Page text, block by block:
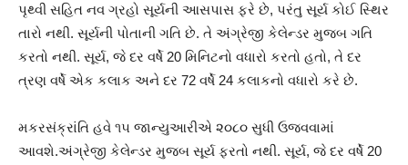
પૃથ્વી સહિત નવ ગ્રહો સૂર્યની આસપાસ ફરે છે, પરંતુ સૂર્ય કોઈ સ્થિર
તારો નથી. સૂર્યની પોતાની ગતિ છે. તે અંગ્રેજી કેલેન્ડર મુજબ ગતિ
કરતો નથી. સૂર્ય, જે દર વર્ષે 20 મિનિટનો વધારો કરતો હતો, તે દર
ત્રણ વર્ષે એક કલાક અને દર 72 વર્ષે 24 કલાકનો વધારો કરે છે.
મકરસંક્રાંતિ હવે ૧૫ જાન્યુઆરીએ ૨૦૮૦ સુધી ઉજવવામાં
આવશે.અંગ્રેજી કેલેન્ડર મુજબ સૂર્ય ફરતો નથી. સૂર્ય, જે દર વર્ષે 20